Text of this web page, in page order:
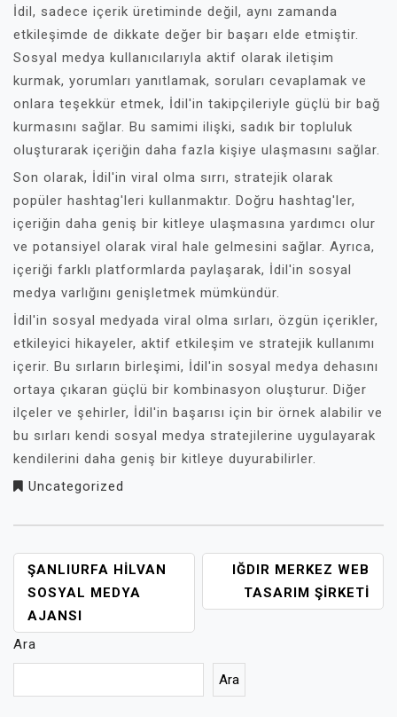
İdil, sadece içerik üretiminde değil, aynı zamanda
etkileşimde de dikkate değer bir başarı elde etmiştir.
Sosyal medya kullanıcılarıyla aktif olarak iletişim
kurmak, yorumları yanıtlamak, soruları cevaplamak ve
onlara teşekkür etmek, İdil'in takipçileriyle güçlü bir bağ
kurmasını sağlar. Bu samimi ilişki, sadık bir topluluk
oluşturarak içeriğin daha fazla kişiye ulaşmasını sağlar.
Son olarak, İdil'in viral olma sırrı, stratejik olarak
popüler hashtag'leri kullanmaktır. Doğru hashtag'ler,
içeriğin daha geniş bir kitleye ulaşmasına yardımcı olur
ve potansiyel olarak viral hale gelmesini sağlar. Ayrıca,
içeriği farklı platformlarda paylaşarak, İdil'in sosyal
medya varlığını genişletmek mümkündür.
İdil'in sosyal medyada viral olma sırları, özgün içerikler,
etkileyici hikayeler, aktif etkileşim ve stratejik kullanımı
içerir. Bu sırların birleşimi, İdil'in sosyal medya dehasını
ortaya çıkaran güçlü bir kombinasyon oluşturur. Diğer
ilçeler ve şehirler, İdil'in başarısı için bir örnek alabilir ve
bu sırları kendi sosyal medya stratejilerine uygulayarak
kendilerini daha geniş bir kitleye duyurabilirler.
Uncategorized
YAZI
GEZINMESI
ŞANLIURFA HILVAN
SOSYAL MEDYA
AJANSI
IĞDIR MERKEZ WEB
TASARIM ŞIRKETI
Ara
Ara